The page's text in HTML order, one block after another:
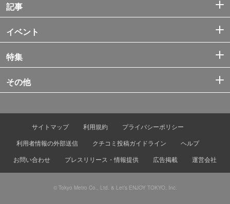
記事
イベント
特集
その他
サイトマップ 利用規約
プライバシーポリシー
利用者情報の外部送信
クチコミ投稿ガイドライン
ヘルプ
お問い合わせ
プレスリリース・情報提供 広告掲載 運営会社
© Tokyo Metro Co., Ltd. & Let’s ENJOY TOKYO, Inc.